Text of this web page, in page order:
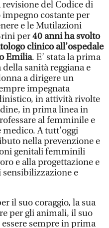
del Codice di
costante per
e le Mutilazioni
per40 anni ha svolto
clinico all’ospedale
Emilia. E’ stata la prima
sanità reggiana e
a dirigere un
impegnata
in attività rivolte
in prima linea in
al femminile e
A tutt’oggi
nella prevenzione e
genitali femminili
e alla progettazione e
e
il suo coraggio, la sua
per gli animali, il suo
sempre in prima